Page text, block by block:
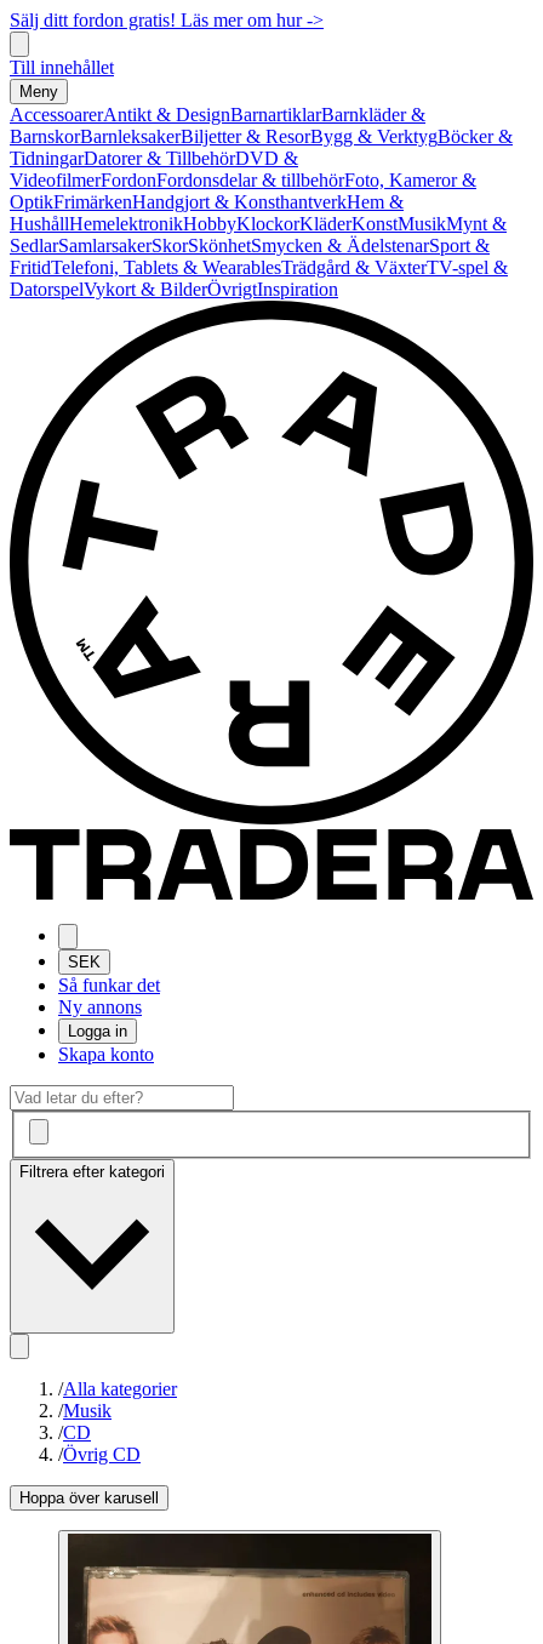
Sälj ditt fordon gratis! Läs mer om hur ->
Till innehållet
Meny
AccessoarerAntikt & DesignBarnartiklarBarnkläder &
BarnskorBarnleksakerBiljetter & ResorBygg & VerktygBöcker &
TidningarDatorer & TillbehörDVD &
VideofilmerFordonFordonsdelar & tillbehörFoto, Kameror &
OptikFrimärkenHandgjort & KonsthantverkHem &
HushållHemelektronikHobbyKlockorKläderKonstMusikMynt &
SedlarSamlarsakerSkorSkönhetSmycken & ÄdelstenarSport &
FritidTelefoni, Tablets & WearablesTrädgård & VäxterTV-spel &
DatorspelVykort & BilderÖvrigtInspiration
SEK
Så funkar det
Ny annons
Logga in
Skapa konto
Filtrera efter kategori
/Alla kategorier
/Musik
/CD
/Övrig CD
Hoppa över karusell